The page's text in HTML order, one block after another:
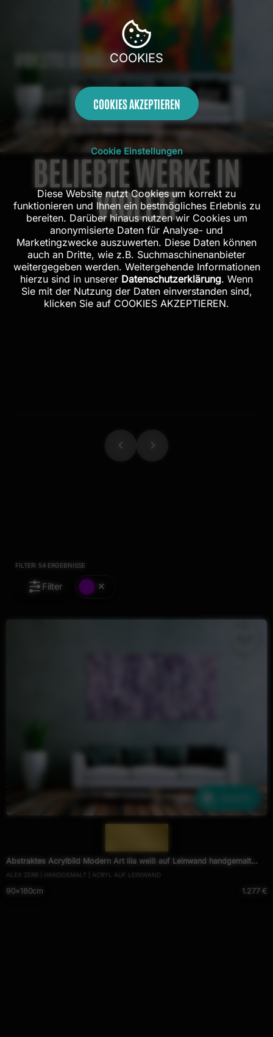
VIOLETTE GEMÄLDE
Violett wirkt wie Luxus, der
nicht glänzen muss.
BELIEBTE WERKE IN
VIOLETT
FILTER: 54 ERGEBNISSE
Filter
Abstraktes Acrylbild Modern Art lila weiß auf Leinwand handgemalt
zeitgenössische Kunst
ALEX ZERR | HANDGEMALT | ACRYL AUF LEINWAND
90×180cm 1.277 €
COOKIES
COOKIES AKZEPTIEREN
Cookie Einstellungen
Diese Website nutzt Cookies um korrekt zu
funktionieren und Ihnen ein bestmögliches Erlebnis zu
bereiten. Darüber hinaus nutzen wir Cookies um
anonymisierte Daten für Analyse- und
Marketingzwecke auszuwerten. Diese Daten können
auch an Dritte, wie z.B. Suchmaschinenanbieter
weitergegeben werden. Weitergehende Informationen
hierzu sind in unserer Datenschutzerklärung. Wenn
Sie mit der Nutzung der Daten einverstanden sind,
klicken Sie auf COOKIES AKZEPTIEREN.